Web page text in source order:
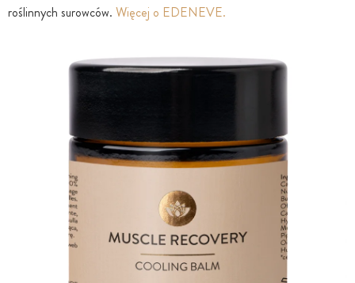
roślinnych surowców. Więcej o EDENEVE.